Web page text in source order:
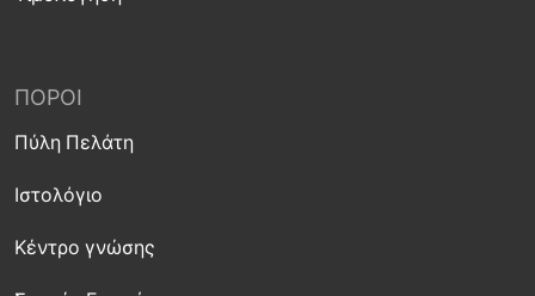
ΠΌΡΟΙ
Πύλη Πελάτη
Ιστολόγιο
Κέντρο γνώσης